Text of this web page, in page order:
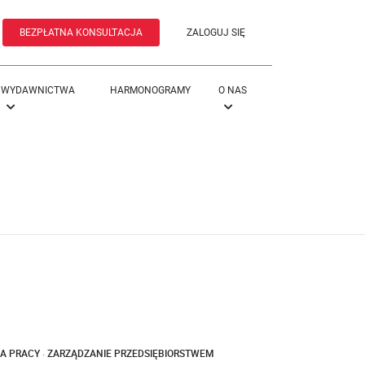
BEZPŁATNA KONSULTACJA ZALOGUJ SIĘ
WYDAWNICTWA HARMONOGRAMY O NAS
PRACY ·ZARZĄDZANIE PRZEDSIĘBIORSTWEM